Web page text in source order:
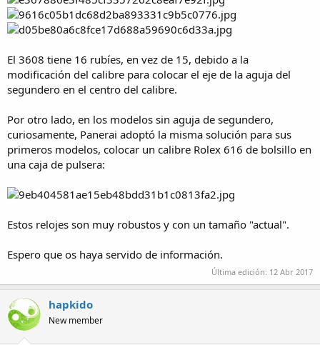
El 3608 tiene 16 rubíes, en vez de 15, debido a la
modificación del calibre para colocar el eje de la aguja del
segundero en el centro del calibre.
Por otro lado, en los modelos sin aguja de segundero,
curiosamente, Panerai adoptó la misma solución para sus
primeros modelos, colocar un calibre Rolex 616 de bolsillo en
una caja de pulsera:
Estos relojes son muy robustos y con un tamaño "actual".
Espero que os haya servido de información.
Última edición: 12 Abr 2017
hapkido
New member